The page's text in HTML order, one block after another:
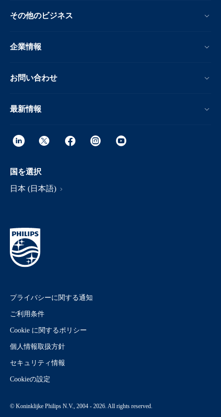
その他のビジネス
企業情報
お問い合わせ
最新情報
国を選択
日本 (日本語)
プライバシーに関する通知
ご利用条件
Cookie に関するポリシー
個人情報取扱方針
セキュリティ情報
Cookieの設定
© Koninklijke Philips N.V., 2004 - 2026. All rights reserved.